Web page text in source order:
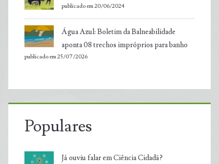
publicado em 20/06/2024
Água Azul: Boletim da Balneabilidade
aponta 08 trechos impróprios para banho
publicado em 25/07/2026
Populares
Já ouviu falar em Ciência Cidadã?